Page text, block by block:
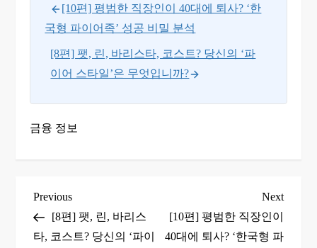
[10편] 평범한 직장인이 40대에 퇴사? ‘한
국형 파이어족’ 성공 비밀 분석
[8편] 팻, 린, 바리스타, 코스트? 당신의 ‘파
이어 스타일’은 무엇입니까?
금융 정보
글
탐
Previous
Post
Previous
[8편] 팻, 린, 바리스
타, 코스트? 당신의 ‘파이
Next
Next
[10편] 평범한 직장인이
40대에 퇴사? ‘한국형 파